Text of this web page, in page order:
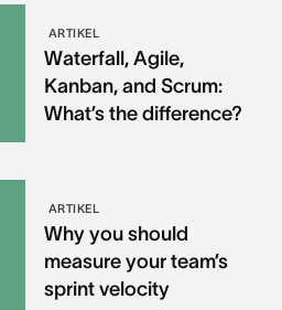
ARTIKEL
Waterfall, Agile,
Kanban, and Scrum:
What’s the difference?
ARTIKEL
Why you should
measure your team’s
sprint velocity